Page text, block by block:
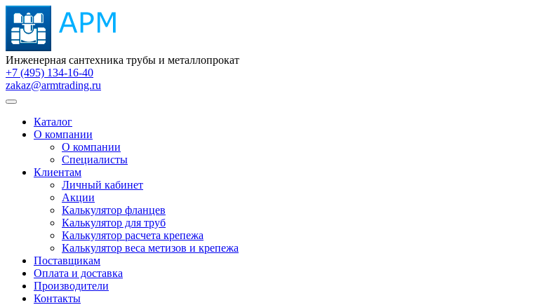
Инженерная сантехника трубы и металлопрокат
+7 (495) 134-16-40
zakaz@armtrading.ru
Каталог
О компании
О компании
Специалисты
Клиентам
Личный кабинет
Акции
Калькулятор фланцев
Калькулятор для труб
Калькулятор расчета крепежа
Калькулятор веса метизов и крепежа
Поставщикам
Оплата и доставка
Производители
Контакты